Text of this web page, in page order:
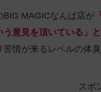
BIG MAGICなんば店が
う意見を頂いている」
苦情が来るレベルの体
スポ